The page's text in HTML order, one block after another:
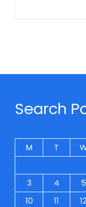
Search
M
T
3
4 5
10
11